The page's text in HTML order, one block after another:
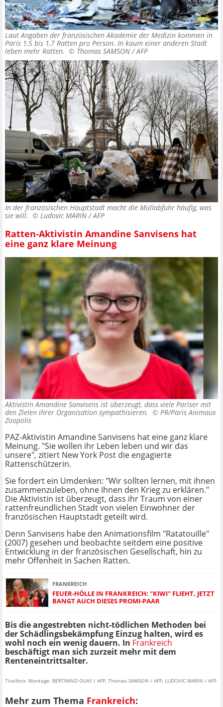
Laut Angaben der französischen Akademie der Medizin kommen in
Paris 1,5 bis 1,7 Ratten pro Person. In kaum einer anderen Stadt
leben mehr Ratten. © Thomas SAMSON / AFP
In der französischen Hauptstadt macht die Müllabfuhr häufig, was
sie will. © Ludovic MARIN / AFP
Ratten-Aktivistin Amandine Sanvisens hat
eine ganz klare Meinung
Aktivistin Amandine Sanvisens ist überzeugt, dass viele Pariser mit
den Zielen ihrer Organisation sympathisieren. © PR/Paris Animaux
Zoopolis
PAZ-Aktivistin Amandine Sanvisens hat eine ganz klare
Meinung. "Sie wollen ihr Leben leben und wir das
unsere", zitiert New York Post die engagierte
Rattenschützerin.
Sie fordert ein Umdenken: "Wir sollten lernen, mit ihnen
zusammenzuleben, ohne ihnen den Krieg zu erklären."
Die Aktivistin ist überzeugt, dass ihr Traum von einer
rattenfreundlichen Stadt von vielen Einwohner der
französischen Hauptstadt geteilt wird.
Denn Sanvisens habe den Animationsfilm "Ratatouille"
(2007) gesehen und beobachte seitdem eine positive
Entwicklung in der französischen Gesellschaft, hin zu
mehr Offenheit in Sachen Ratten.
FRANKREICH
FEUER-HÖLLE IN FRANKREICH: "KIWI" FLIEHT, JETZT
BANGT AUCH DIESES PROMI-PAAR
Bis die angestrebten nicht-tödlichen Methoden bei
der Schädlingsbekämpfung Einzug halten, wird es
wohl noch ein wenig dauern. In Frankreich
beschäftigt man sich zurzeit mehr mit dem
Renteneintrittsalter.
Titelfoto: Montage: BERTRAND GUAY / AFP, Thomas SAMSON / AFP, LUDOVIC MARIN / AFP
Mehr zum Thema Frankreich: